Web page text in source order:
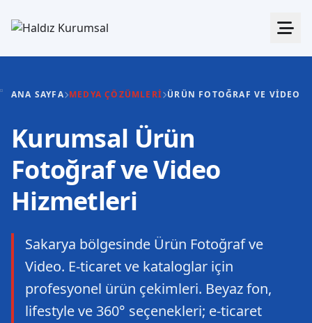
ANA SAYFA MEDYA ÇÖZÜMLERI ÜRÜN FOTOĞRAF VE VIDEO
Kurumsal Ürün
Fotoğraf ve Video
Hizmetleri
Sakarya bölgesinde Ürün Fotoğraf ve
Video. E-ticaret ve kataloglar için
profesyonel ürün çekimleri. Beyaz fon,
lifestyle ve 360° seçenekleri; e-ticaret